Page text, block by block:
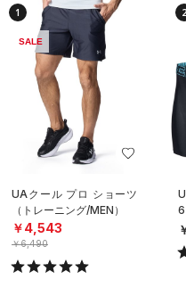
1
SALE
UAクール プロ ショーツ
（トレーニング/MEN）
￥4,543
￥6,490
2